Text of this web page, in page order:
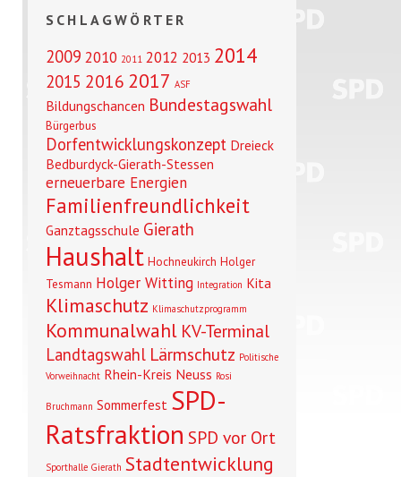
SCHLAGWÖRTER
2009 2010 2011 2012 2013 2014
2015 2016 2017 ASF
Bildungschancen Bundestagswahl
Bürgerbus
Dorfentwicklungskonzept Dreieck
Bedburdyck-Gierath-Stessen
erneuerbare Energien
Familienfreundlichkeit
Ganztagsschule Gierath
Haushalt Hochneukirch Holger
Tesmann Holger Witting Integration Kita
Klimaschutz Klimaschutzprogramm
Kommunalwahl KV-Terminal
Landtagswahl Lärmschutz Politische
Vorweihnacht Rhein-Kreis Neuss Rosi
Bruchmann Sommerfest SPD-
Ratsfraktion SPD vor Ort
Sporthalle Gierath Stadtentwicklung